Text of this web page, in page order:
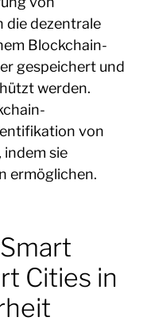
die dezentrale
Blockchain-
gespeichert und
werden.
von
indem sie
ermöglichen.
Cities in